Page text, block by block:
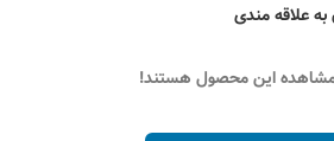
به علاقه مندی
این محصول هستند!